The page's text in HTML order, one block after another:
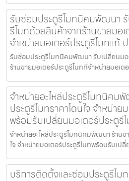
รับซ่อมประตูรีโมทนิคมพัฒนา
รีโมทด้วยสินค้าจากร้านขายมอ
จำหน่ายมอเตอร์ประตูรีโมทแท้
รับซ่อมประตูรีโมทนิคมพัฒนา รับเปลี่ยนม
ร้านขายมอเตอร์ประตูรีโมทที่จำหน่ายมอเต
จำหน่ายอะไหล่ประตูรีโมทนิคม
ประตูรีโมทราคาโดนใจ จำหน่าย
พร้อมรับเปลี่ยนมอเตอร์ประตูรี
จำหน่ายอะไหล่ประตูรีโมทนิคมพัฒนา ร้านข
ใจ จำหน่ายมอเตอร์ประตูรีโมทพร้อมรับเป
บริการติดตั้งและซ่อมประตูรีโม